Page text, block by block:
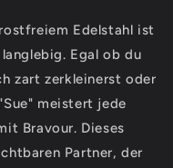
Edelstahl ist
Egal ob du
zart zerkleinerst oder
meistert jede
Bravour. Dieses
Partner, der